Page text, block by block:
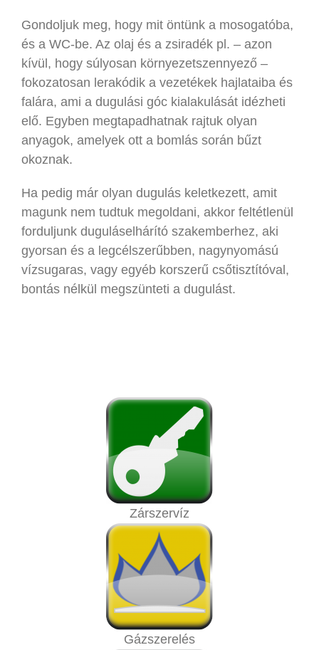
Gondoljuk meg, hogy mit öntünk a mosogatóba,
és a WC-be. Az olaj és a zsiradék pl. – azon
kívül, hogy súlyosan környezetszennyező –
fokozatosan lerakódik a vezetékek hajlataiba és
falára, ami a dugulási góc kialakulását idézheti
elő. Egyben megtapadhatnak rajtuk olyan
anyagok, amelyek ott a bomlás során bűzt
okoznak.
Ha pedig már olyan dugulás keletkezett, amit
magunk nem tudtuk megoldani, akkor feltétlenül
forduljunk duguláselhárító szakemberhez, aki
gyorsan és a legcélszerűbben, nagynyomású
vízsugaras, vagy egyéb korszerű csőtisztítóval,
bontás nélkül megszünteti a dugulást.
Zárszervíz
Gázszerelés